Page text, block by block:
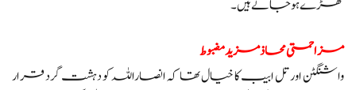
کھڑے ہو جاتے ہیں۔
مزاحمتی محاذ مزید مضبوط
واشنگٹن اور تل ابیب کا خیال تھا کہ انصاراللہ کو دہشت گرد قرار